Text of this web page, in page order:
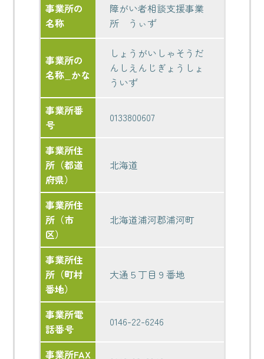
事業所の
名称
障がい者相談支援事業
所 うぃず
事業所の
名称_かな
しょうがいしゃそうだ
んしえんじぎょうしょ
ういず
事業所番
号
0133800607
事業所住
所（都道
府県）
北海道
事業所住
所（市
区）
北海道浦河郡浦河町
事業所住
所（町村
番地）
大通５丁目９番地
事業所電
話番号
0146-22-6246
事業所FAX